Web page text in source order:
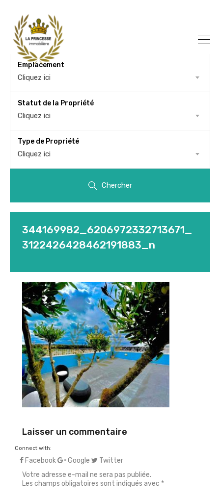
Emplacement
Cliquez ici
Statut de la Propriété
Cliquez ici
Type de Propriété
Cliquez ici
Chercher
344169982_6206972332713671_
3122426428462191883_n
Laisser un commentaire
Connect with:
Facebook Google
Twitter
Votre adresse e-mail ne sera pas publiée.
Les champs obligatoires sont indiqués avec *